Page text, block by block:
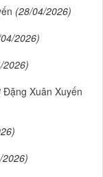
(28/04/2026)
2026)
2026)
Xuân Xuyến
2026)